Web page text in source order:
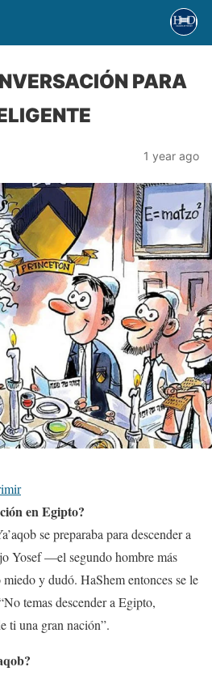
PARA
1 year ago
en Egipto?
se preparaba para descender a
Yosef —el segundo hombre más
y dudó. HaShem entonces se le
temas descender a Egipto,
ti una gran nación”.